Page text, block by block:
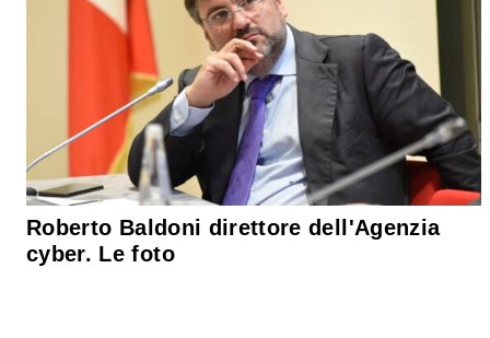
Roberto Baldoni direttore dell'Agenzia
cyber. Le foto